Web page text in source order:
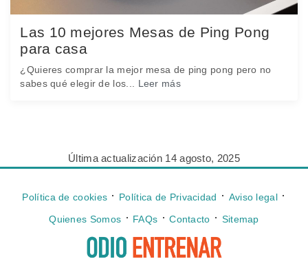
Las 10 mejores Mesas de Ping Pong
para casa
¿Quieres comprar la mejor mesa de ping pong pero no
sabes qué elegir de los... Leer más
Última actualización 14 agosto, 2025
Política de cookies ⋅ Política de Privacidad ⋅ Aviso legal ⋅
Quienes Somos ⋅ FAQs ⋅ Contacto ⋅ Sitemap